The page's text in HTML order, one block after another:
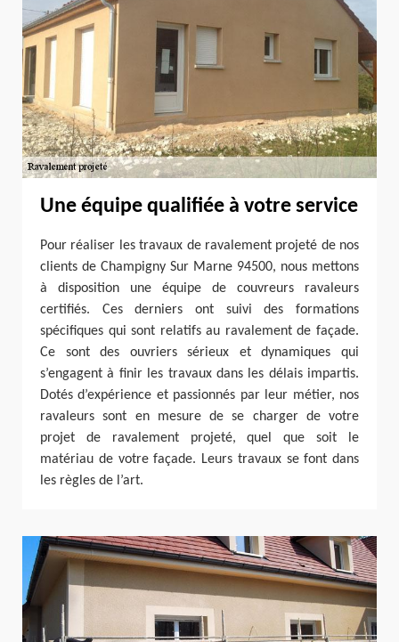
Une équipe qualifiée à votre service
Pour réaliser les travaux de ravalement projeté de nos
clients de Champigny Sur Marne 94500, nous mettons
à disposition une équipe de couvreurs ravaleurs
certifiés. Ces derniers ont suivi des formations
spécifiques qui sont relatifs au ravalement de façade.
Ce sont des ouvriers sérieux et dynamiques qui
s’engagent à finir les travaux dans les délais impartis.
Dotés d’expérience et passionnés par leur métier, nos
ravaleurs sont en mesure de se charger de votre
projet de ravalement projeté, quel que soit le
matériau de votre façade. Leurs travaux se font dans
les règles de l’art.